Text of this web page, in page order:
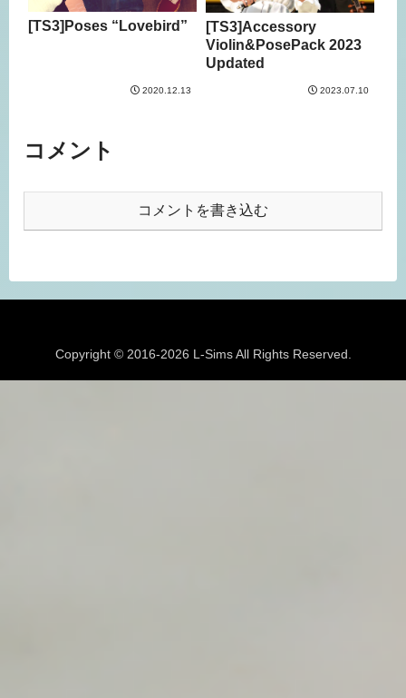
[TS3]Poses “Lovebird”
2020.12.13
[TS3]Accessory
Violin&PosePack 2023
Updated
2023.07.10
コメント
コメントを書き込む
Copyright © 2016-2026 L-Sims All Rights Reserved.